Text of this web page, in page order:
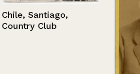
Chile, Santiago,
Country Club